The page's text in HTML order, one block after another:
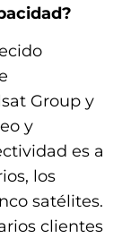
Group y
y
es a
los
satélites.
clientes